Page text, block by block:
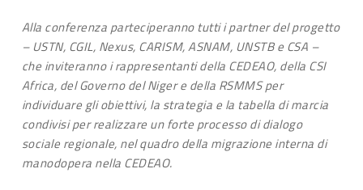
Alla conferenza parteciperanno tutti i partner del progetto
– USTN, CGIL, Nexus, CARISM, ASNAM, UNSTB e CSA –
che inviteranno i rappresentanti della CEDEAO, della CSI
Africa, del Governo del Niger e della RSMMS per
individuare gli obiettivi, la strategia e la tabella di marcia
condivisi per realizzare un forte processo di dialogo
sociale regionale, nel quadro della migrazione interna di
manodopera nella CEDEAO.